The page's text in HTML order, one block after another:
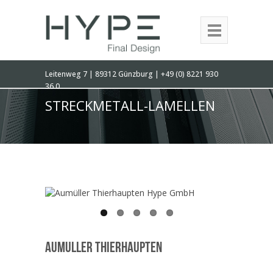
Leitenweg 7 | 89312 Günzburg | +49 (0) 8221 930
36 0
STRECKMETALL-LAMELLEN
Aumüller Thierhaupten